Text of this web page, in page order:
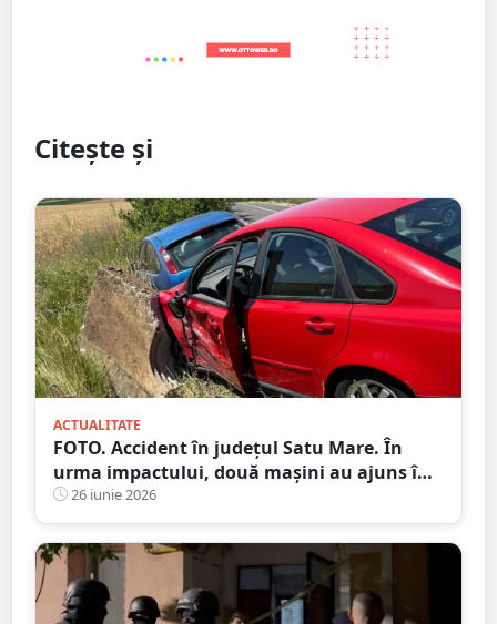
Citește și
ACTUALITATE
FOTO. Accident în județul Satu Mare. În
urma impactului, două mașini au ajuns în
șanț26 iunie 2026